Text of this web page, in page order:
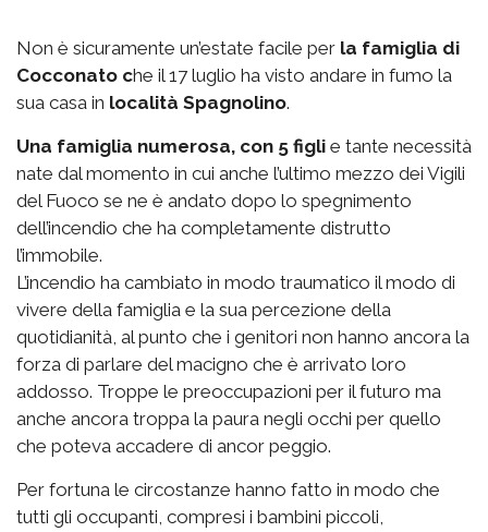
Non è sicuramente un’estate facile per la famiglia di
Cocconato che il 17 luglio ha visto andare in fumo la
sua casa in località Spagnolino.
Una famiglia numerosa, con 5 figli e tante necessità
nate dal momento in cui anche l’ultimo mezzo dei Vigili
del Fuoco se ne è andato dopo lo spegnimento
dell’incendio che ha completamente distrutto
l’immobile.
L’incendio ha cambiato in modo traumatico il modo di
vivere della famiglia e la sua percezione della
quotidianità, al punto che i genitori non hanno ancora la
forza di parlare del macigno che è arrivato loro
addosso. Troppe le preoccupazioni per il futuro ma
anche ancora troppa la paura negli occhi per quello
che poteva accadere di ancor peggio.
Per fortuna le circostanze hanno fatto in modo che
tutti gli occupanti, compresi i bambini piccoli,